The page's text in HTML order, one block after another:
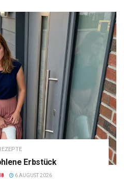
Erbstück
6 AUGUST 2026